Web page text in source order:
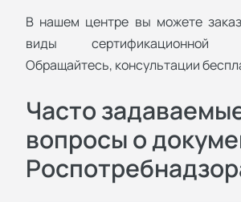
В нашем центре вы можете
виды сертификационной
Обращайтесь, консультации
Часто
вопросы о